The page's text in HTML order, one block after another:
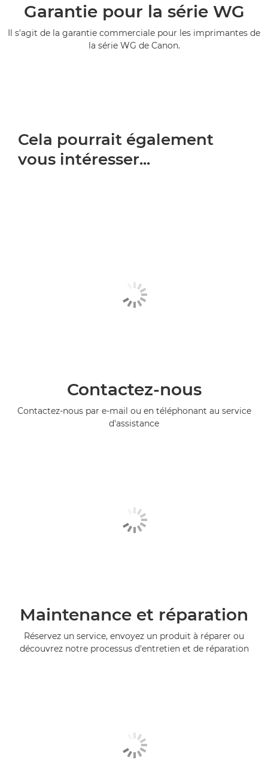
Garantie pour la série WG
Il s'agit de la garantie commerciale pour les imprimantes de
la série WG de Canon.
Cela pourrait également
vous intéresser...
Contactez-nous
Contactez-nous par e-mail ou en téléphonant au service
d'assistance
Maintenance et réparation
Réservez un service, envoyez un produit à réparer ou
découvrez notre processus d'entretien et de réparation